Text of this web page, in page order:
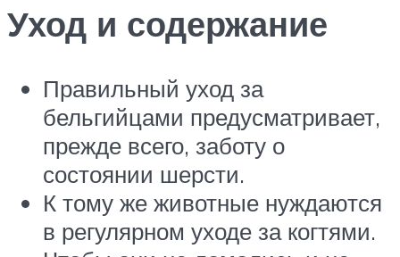
Уход и содержание
Правильный уход за
бельгийцами предусматривает,
прежде всего, заботу о
состоянии шерсти.
К тому же животные нуждаются
в регулярном уходе за когтями.